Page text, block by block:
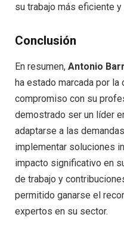
su trabajo más eficiente
Conclusión
En resumen, Antonio
ha estado marcada por
compromiso con su
demostrado ser un líder
adaptarse a las
implementar soluciones
impacto significativo en
de trabajo y
permitido ganarse el
expertos en su sector.